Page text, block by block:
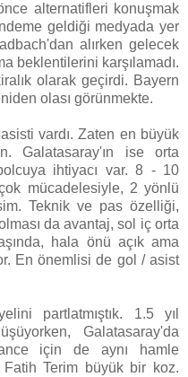
alternatifleri konuşmak
geldiği medyada yer
alırken gelecek
beklentilerini karşılamadı.
olarak geçirdi. Bayern
olası görünmekte.
vardı. Zaten en büyük
Galatasaray'ın ise orta
ihtiyacı var. 8 - 10
mücadelesiyle, 2 yönlü
Teknik ve pas özelliği,
da avantaj, sol iç orta
hala önü açık ama
En önemlisi de gol / asist
partlatmıştık. 1.5 yıl
Galatasaray'da
için de aynı hamle
Terim büyük bir koz.